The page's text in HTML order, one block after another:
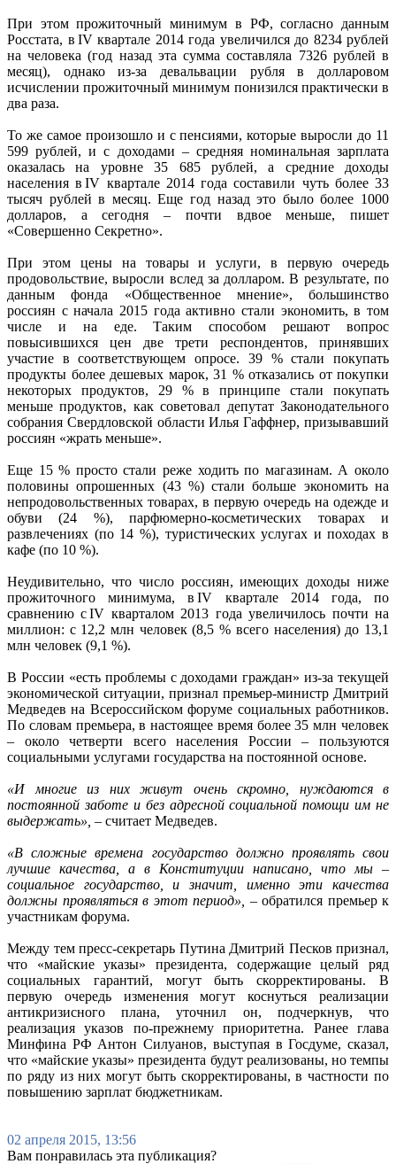
При этом прожиточный минимум в РФ, согласно данным
Росстата, в IV квартале 2014 года увеличился до 8234 рублей
на человека (год назад эта сумма составляла 7326 рублей в
месяц), однако из-за девальвации рубля в долларовом
исчислении прожиточный минимум понизился практически в
два раза.
То же самое произошло и с пенсиями, которые выросли до 11
599 рублей, и с доходами – средняя номинальная зарплата
оказалась на уровне 35 685 рублей, а средние доходы
населения в IV квартале 2014 года составили чуть более 33
тысяч рублей в месяц. Еще год назад это было более 1000
долларов, а сегодня – почти вдвое меньше, пишет
«Совершенно Секретно».
При этом цены на товары и услуги, в первую очередь
продовольствие, выросли вслед за долларом. В результате, по
данным фонда «Общественное мнение», большинство
россиян с начала 2015 года активно стали экономить, в том
числе и на еде. Таким способом решают вопрос
повысившихся цен две трети респондентов, принявших
участие в соответствующем опросе. 39 % стали покупать
продукты более дешевых марок, 31 % отказались от покупки
некоторых продуктов, 29 % в принципе стали покупать
меньше продуктов, как советовал депутат Законодательного
собрания Свердловской области Илья Гаффнер, призывавший
россиян «жрать меньше».
Еще 15 % просто стали реже ходить по магазинам. А около
половины опрошенных (43 %) стали больше экономить на
непродовольственных товарах, в первую очередь на одежде и
обуви (24 %), парфюмерно-косметических товарах и
развлечениях (по 14 %), туристических услугах и походах в
кафе (по 10 %).
Неудивительно, что число россиян, имеющих доходы ниже
прожиточного минимума, в IV квартале 2014 года, по
сравнению с IV кварталом 2013 года увеличилось почти на
миллион: с 12,2 млн человек (8,5 % всего населения) до 13,1
млн человек (9,1 %).
В России «есть проблемы с доходами граждан» из-за текущей
экономической ситуации, признал премьер-министр Дмитрий
Медведев на Всероссийском форуме социальных работников.
По словам премьера, в настоящее время более 35 млн человек
– около четверти всего населения России – пользуются
социальными услугами государства на постоянной основе.
«И многие из них живут очень скромно, нуждаются в
постоянной заботе и без адресной социальной помощи им не
выдержать», – считает Медведев.
«В сложные времена государство должно проявлять свои
лучшие качества, а в Конституции написано, что мы –
социальное государство, и значит, именно эти качества
должны проявляться в этот период»,
– обратился премьер к
участникам форума.
Между тем пресс-секретарь Путина Дмитрий Песков признал,
что «майские указы» президента, содержащие целый ряд
социальных гарантий, могут быть скорректированы. В
первую очередь изменения могут коснуться реализации
антикризисного плана, уточнил он, подчеркнув, что
реализация указов по-прежнему приоритетна. Ранее глава
Минфина РФ Антон Силуанов, выступая в Госдуме, сказал,
что «майские указы» президента будут реализованы, но темпы
по ряду из них могут быть скорректированы, в частности по
повышению зарплат бюджетникам.
02 апреля 2015, 13:56
Вам понравилась эта публикация?